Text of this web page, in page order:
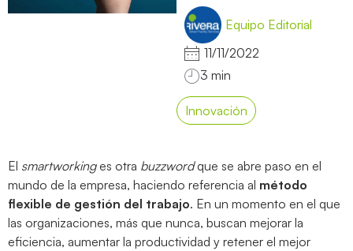
Equipo Editorial
11/11/2022
Innovación
El smartworkinges otra buzzwordque se abre paso en el
mundo de la empresa, haciendo referencia al método
flexible de gestión del trabajo. En un momento en el que
las organizaciones, más que nunca, buscan mejorar la
eficiencia, aumentar la productividad y retener el mejor